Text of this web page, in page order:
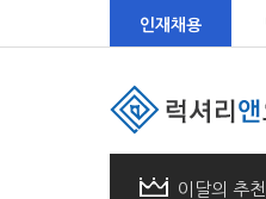
인재채용
이달의 추